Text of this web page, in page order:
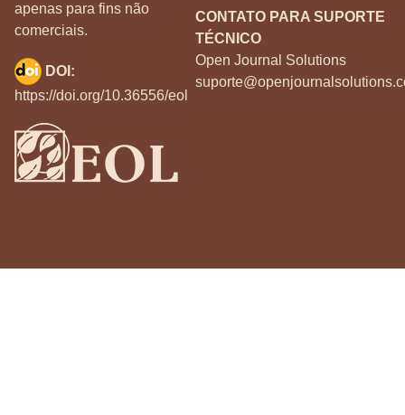
apenas para fins não
comerciais.
CONTATO PARA SUPORTE
TÉCNICO
Open Journal Solutions
DOI:
https://doi.org/10.36556/eol